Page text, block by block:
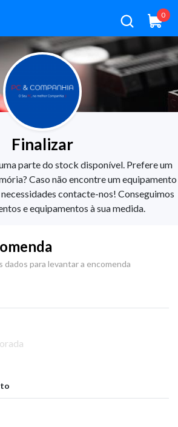
0
Finalizar
parte do stock disponível. Prefere um
Caso não encontre um equipamento
necessidades contacte-nos! Conseguimos
e equipamentos à sua medida.
para levantar a encomenda